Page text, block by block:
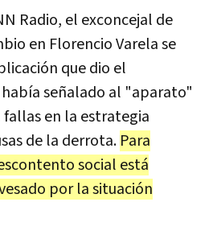
Radio, el exconcejal de
en Florencio Varela se
que dio el
señalado al "aparato"
en la estrategia
de la derrota. Para
social está
por la situación